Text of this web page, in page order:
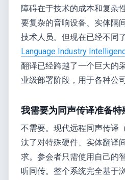
障碍在于技术的成本和复杂
要复杂的音响设备、实体隔
技术人员。但现在已经不同
Language Industry
翻译已经跨越了一个巨大的
业级部署阶段，用于各种公
我需要为同声传译准备特
不需要。现代远程同声传译
汰了对特殊硬件、实体翻译
求。参会者只需使用自己的
听同传。整个系统完全基于